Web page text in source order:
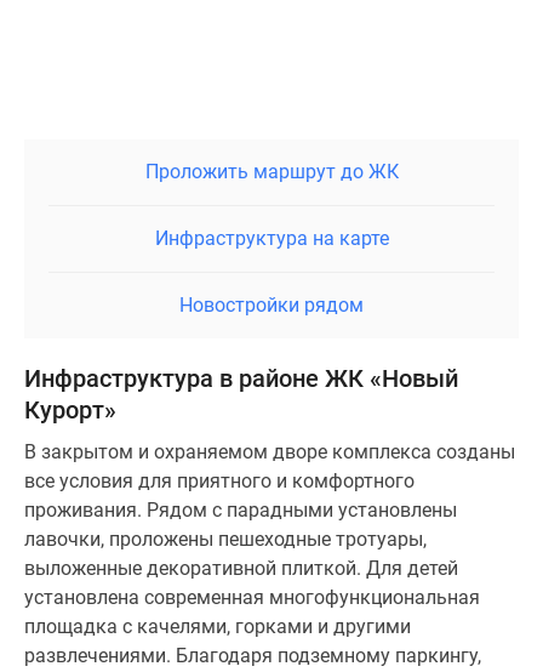
Проложить маршрут до ЖК
Инфраструктура на карте
Новостройки рядом
Инфраструктура в районе ЖК «Новый
Курорт»
В закрытом и охраняемом дворе комплекса созданы
все условия для приятного и комфортного
проживания. Рядом с парадными установлены
лавочки, проложены пешеходные тротуары,
выложенные декоративной плиткой. Для детей
установлена современная многофункциональная
площадка с качелями, горками и другими
развлечениями. Благодаря подземному паркингу,